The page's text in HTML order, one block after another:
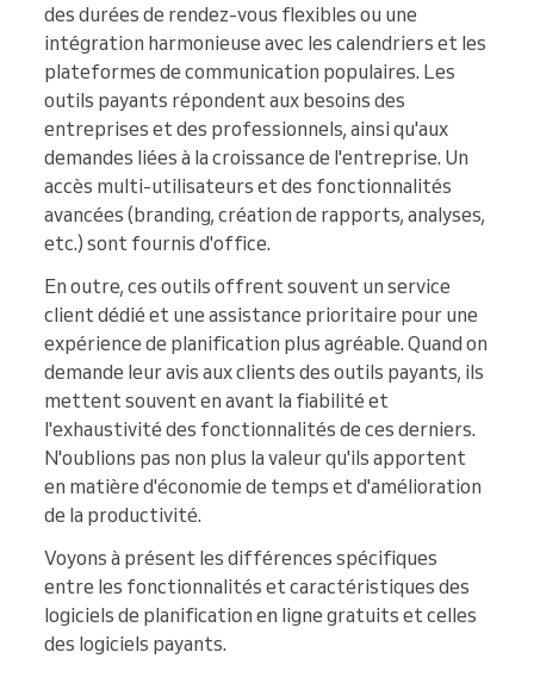
des durées de rendez-vous flexibles ou une
intégration harmonieuse avec les calendriers et les
plateformes de communication populaires. Les
outils payants répondent aux besoins des
entreprises et des professionnels, ainsi qu'aux
demandes liées à la croissance de l'entreprise. Un
accès multi-utilisateurs et des fonctionnalités
avancées (branding, création de rapports, analyses,
etc.) sont fournis d'office.
En outre, ces outils offrent souvent un service
client dédié et une assistance prioritaire pour une
expérience de planification plus agréable. Quand on
demande leur avis aux clients des outils payants, ils
mettent souvent en avant la fiabilité et
l'exhaustivité des fonctionnalités de ces derniers.
N'oublions pas non plus la valeur qu'ils apportent
en matière d'économie de temps et d'amélioration
de la productivité.
Voyons à présent les différences spécifiques
entre les fonctionnalités et caractéristiques des
logiciels de planification en ligne gratuits et celles
des logiciels payants.